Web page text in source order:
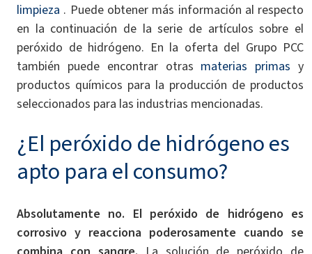
limpieza . Puede obtener más información al respecto
en la continuación de la serie de artículos sobre el
peróxido de hidrógeno. En la oferta del Grupo PCC
también puede encontrar otras materias primas y
productos químicos para la producción de productos
seleccionados para las industrias mencionadas.
¿El peróxido de hidrógeno es
apto para el consumo?
Absolutamente no. El peróxido de hidrógeno es
corrosivo y reacciona poderosamente cuando se